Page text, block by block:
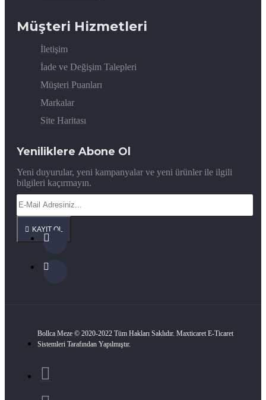
Müşteri Hizmetleri
İletişim
İade ve Değişim Talepleri
Müşteri Puanları
Markalar
Site Haritası
Yeniliklere Abone Ol
Yeni duyurular, yeni kampanyalar ve yeni ürünler ile ilgili
bilgileri kaçırmayın.
KAYIT OL
Bollca Meze © 2020-2022 Tüm Hakları Saklıdır. Maxticaret E-Ticaret
Sistemleri Tarafından Yapılmıştır.